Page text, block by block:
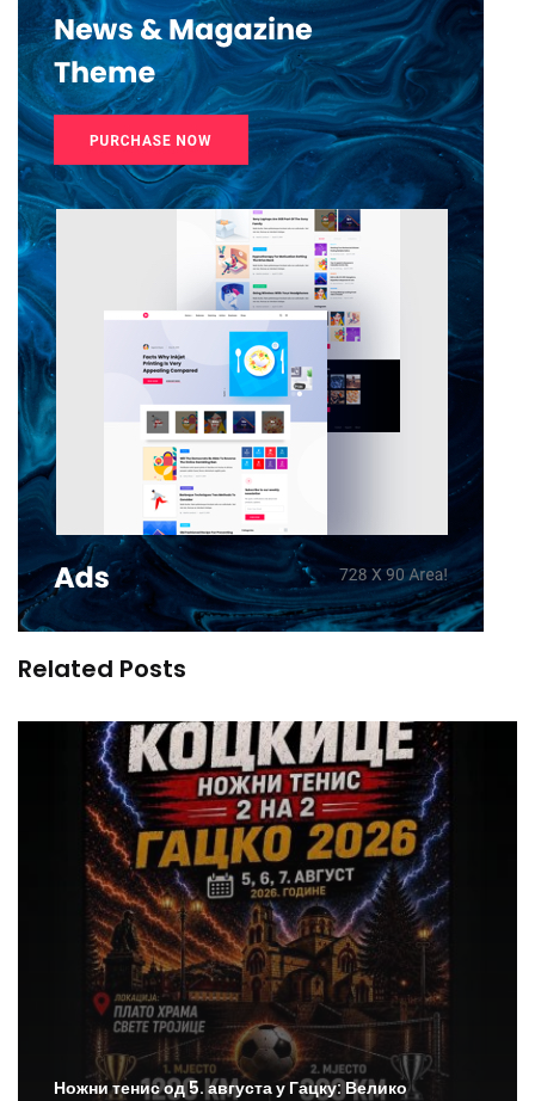
Related Posts
Ножни тенис од 5. августа у Гацку: Велико